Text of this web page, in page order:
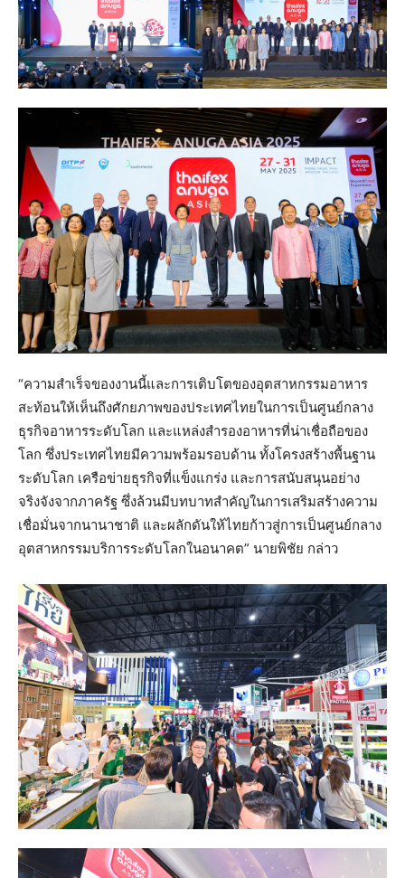
“ความสำเร็จของงานนี้และการเติบโตของอุตสาหกรรมอาหาร
สะท้อนให้เห็นถึงศักยภาพของประเทศไทยในการเป็นศูนย์กลาง
ธุรกิจอาหารระดับโลก และแหล่งสำรองอาหารที่น่าเชื่อถือของ
โลก ซึ่งประเทศไทยมีความพร้อมรอบด้าน ทั้งโครงสร้างพื้นฐาน
ระดับโลก เครือข่ายธุรกิจที่แข็งแกร่ง และการสนับสนุนอย่าง
จริงจังจากภาครัฐ ซึ่งล้วนมีบทบาทสำคัญในการเสริมสร้างความ
เชื่อมั่นจากนานาชาติ และผลักดันให้ไทยก้าวสู่การเป็นศูนย์กลาง
อุตสาหกรรมบริการระดับโลกในอนาคต” นายพิชัย กล่าว